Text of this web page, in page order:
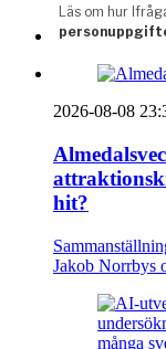
2026-08-08
hit?
Jakob Norrbys